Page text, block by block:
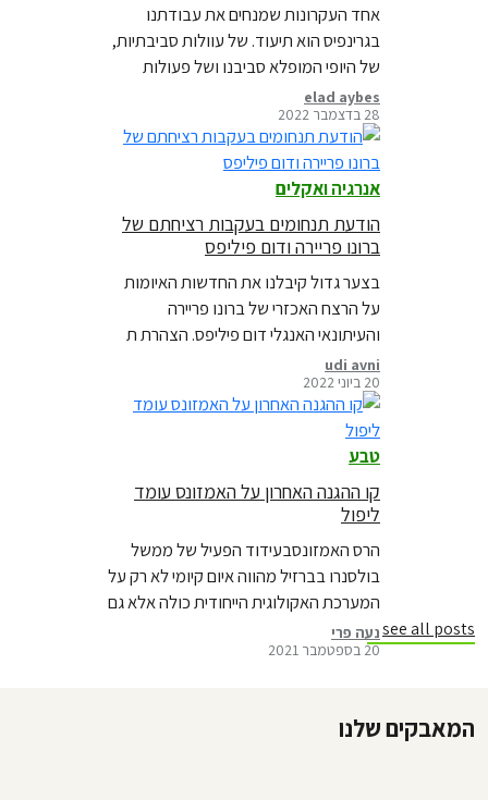
אחד העקרונות שמנחים את עבודתנו
בגרינפיס הוא תיעוד. של עוולות סביבתיות,
של היופי המופלא סביבנו ושל פעולות
אמיצות של אנשים שהחליטו לעשות.
אספנו עבורכם מקבץ מהתמונות האלו
שהן רק מבחר קטן מתוך שלל הדברים
אותם תיעדנו השנה. כנסו לצפות באוסף
המלא ומעורר השראה ולחוש תקווה
והשראה מהמאבקים הבלתי פוסקים למען
האנושות וכדור הארץ.
elad aybes
28 בדצמבר 2022
אנרגיה ואקלים
הודעת תנחומים בעקבות רציחתם של
ברונו פריירה ודום פיליפס
בצער גדול קיבלנו את החדשות האיומות
על הרצח האכזרי של ברונו פריירה
והעיתונאי האנגלי דום פיליפס. הצהרת ת
תנחומים משותפת לגרינפיס ברזיל
ובריטניה
udi avni
20 ביוני 2022
טבע
קו ההגנה האחרון על האמזונס עומד
ליפול
הרס האמזונסבעידוד הפעיל של ממשל
בולסנרו בברזיל מהווה איום קיומי לא רק על
המערכת האקולוגית הייחודית כולה אלא גם
על אקלים כדור הארץ. בעוד שהפתרון
המרכזי למצב החירום הוא הכרה
החקלאות הדורסנית משלבת ידיים עם
נעה פרי
20 בספטמבר 2021
see all posts
המאבקים שלנו